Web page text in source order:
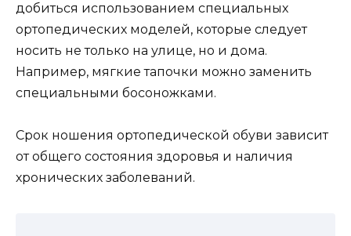
добиться использованием специальных
ортопедических моделей, которые следует
носить не только на улице, но и дома.
Например, мягкие тапочки можно заменить
специальными босоножками.
Срок ношения ортопедической обуви зависит
от общего состояния здоровья и наличия
хронических заболеваний.